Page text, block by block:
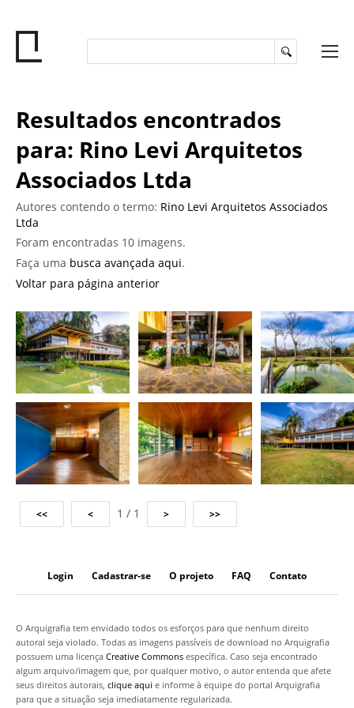
Resultados encontrados
para: Rino Levi Arquitetos
Associados Ltda
Autores contendo o termo: Rino Levi Arquitetos Associados
Ltda
Foram encontradas 10 imagens.
Faça uma busca avançada aqui.
Voltar para página anterior
1 / 1
Login Cadastrar-se O projeto FAQ Contato
O Arquigrafia tem envidado todos os esforços para que nenhum direito
autoral seja violado. Todas as imagens passíveis de download no Arquigrafia
possuem uma licença Creative Commons específica. Caso seja encontrado
algum arquivo/imagem que, por qualquer motivo, o autor entenda que afete
seus direitos autorais, clique aqui e informe à equipe do portal Arquigrafia
para que a situação seja imediatamente regularizada.